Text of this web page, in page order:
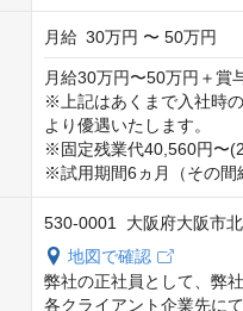
月給 30万円 〜 50万円
月給30万円〜50万円＋賞
※上記はあくまで入社時
より優遇いたします。
※固定残業代40,560円〜
※試用期間6ヵ月（その間
530-0001 大阪府大阪市
地図で確認
弊社の正社員として、弊
各クライアント企業先に